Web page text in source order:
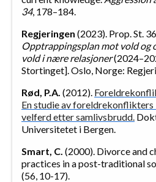
34, 178–184.
Regjeringen (2023). Prop. St.
Opptrappingsplan mot vold og
vold i nære relasjoner
Stortinget]. Oslo, Norge:
Rød, P.A. (2012).
En studie av
velferd etter samlivsbrudd.
Universitetet i Bergen.
Smart, C. (2000). Divorce and
practices in a post-traditional
(56, 10-17).